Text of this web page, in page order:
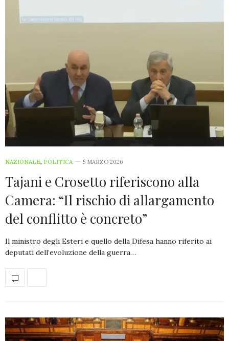
NAZIONALE, POLITICA 5 MARZO 2026
Tajani e Crosetto riferiscono alla
Camera: “Il rischio di allargamento
del conflitto è concreto”
Il ministro degli Esteri e quello della Difesa hanno riferito ai
deputati dell’evoluzione della guerra…